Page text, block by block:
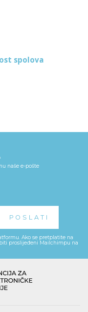
spolova
naše e-pošte
Ako se pretplatite na
proslijeđeni Mailchimpu na